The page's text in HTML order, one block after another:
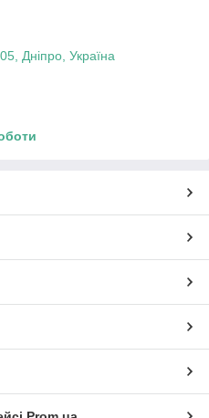
Дніпро, Україна